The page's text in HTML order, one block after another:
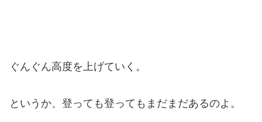
ぐんぐん高度を上げていく。
というか、登っても登ってもまだまだあるのよ。